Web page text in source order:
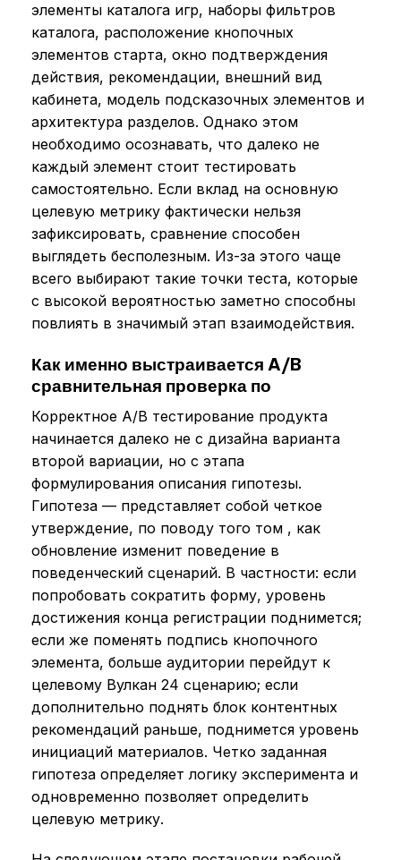
элементы каталога игр, наборы фильтров
каталога, расположение кнопочных
элементов старта, окно подтверждения
действия, рекомендации, внешний вид
кабинета, модель подсказочных элементов и
архитектура разделов. Однако этом
необходимо осознавать, что далеко не
каждый элемент стоит тестировать
самостоятельно. Если вклад на основную
целевую метрику фактически нельзя
зафиксировать, сравнение способен
выглядеть бесполезным. Из-за этого чаще
всего выбирают такие точки теста, которые
с высокой вероятностью заметно способны
повлиять в значимый этап взаимодействия.
Как именно выстраивается A/B
сравнительная проверка по
Корректное A/B тестирование продукта
начинается далеко не с дизайна варианта
второй вариации, но с этапа
формулирования описания гипотезы.
Гипотеза — представляет собой четкое
утверждение, по поводу того том , как
обновление изменит поведение в
поведенческий сценарий. В частности: если
попробовать сократить форму, уровень
достижения конца регистрации поднимется;
если же поменять подпись кнопочного
элемента, больше аудитории перейдут к
целевому Вулкан 24 сценарию; если
дополнительно поднять блок контентных
рекомендаций раньше, поднимется уровень
инициаций материалов. Четко заданная
гипотеза определяет логику эксперимента и
одновременно позволяет определить
целевую метрику.